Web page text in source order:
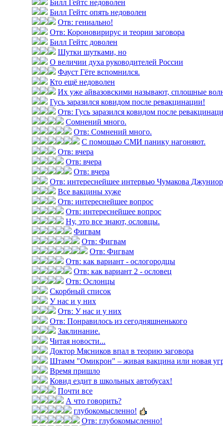
Билл Гейтс недоволен
Билл Гейтс опять недоволен
Отв: гениально!
Отв: Короновирирус и теории заговора
Билл Гейтс доволен
Шутки шутками, но
О величии духа руководителей России
Фауст Гёте вспомнился.
Кто ещё недоволен
Их уже айвазовскими называют, сплошные
Гусь заразился ковидом после ревакцинации!
Отв: Гусь заразился ковидом после
Сомнений много.
Отв: Сомнений много.
С помощью СМИ панику нагоняют.
Отв: вчера
Отв: вчера
Отв: вчера
Отв: интереснейшее интервью Чумакова
Все вакцины хуже
Отв: интереснейшее вопрос
Отв: интереснейшее вопрос
Ну, это все знают, ословцы.
Фигвам
Отв: Фигвам
Отв: Фигвам
Отв: как вариант - ослогородцы
Отв: как вариант 2 - ословец
Отв: Ослонцы
Скорбный список
У нас и у них
Отв: У нас и у них
Отв: Понравилось из сегодняшненького
Заклинание.
Читая новости...
Доктор Мясников впал в теорию заговора
Штамм "Омикрон" – живая вакцина или новая
Время пришло
Ковид ездит в школьных автобусах!
Почти все
А что говорить?
глубокомысленно!
Отв: глубокомысленно!